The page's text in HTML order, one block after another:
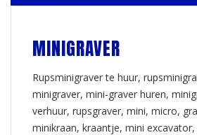
MINIGRAVER
Rupsminigraver te huur,
minigraver, mini-graver huren,
verhuur, rupsgraver, mini, micro,
minikraan, kraantje, mini